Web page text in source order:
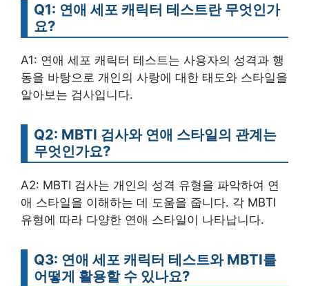
Q1: 연애 세포 캐릭터 테스트란 무엇인가
요?
A1: 연애 세포 캐릭터 테스트는 사용자의 성격과 행
동을 바탕으로 개인의 사랑에 대한 태도와 스타일을
알아보는 검사입니다.
Q2: MBTI 검사와 연애 스타일의 관계는
무엇인가요?
A2: MBTI 검사는 개인의 성격 유형을 파악하여 연
애 스타일을 이해하는 데 도움을 줍니다. 각 MBTI
유형에 따라 다양한 연애 스타일이 나타납니다.
Q3: 연애 세포 캐릭터 테스트와 MBTI를
어떻게 활용할 수 있나요?